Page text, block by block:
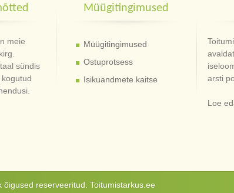
meie
sündis
Müügitingimused
Müügitingimused
Ostuprotsess
Isikuandmete kaitse
arsti
Loe
reserveeritud. Toitumistarkus.ee